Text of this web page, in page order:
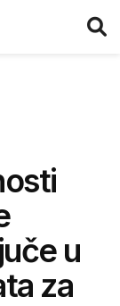
u
za